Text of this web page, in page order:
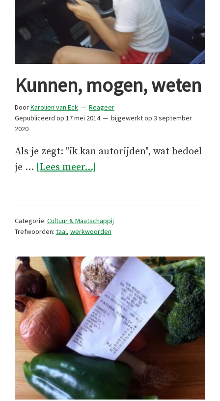
Kunnen, mogen, weten
DoorKarolien van Eck
Reageer
Gepubliceerd op 17 mei 2014 bijgewerkt op 3 september
2020
Als je zegt: "ik kan autorijden", wat bedoel
je … [Lees meer...]
Categorie: Cultuur & Maatschappij
Trefwoorden: taal, werkwoorden